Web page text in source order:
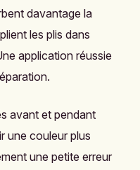
davantage la
les plis dans
application réussie
avant et pendant
une couleur plus
une petite erreur